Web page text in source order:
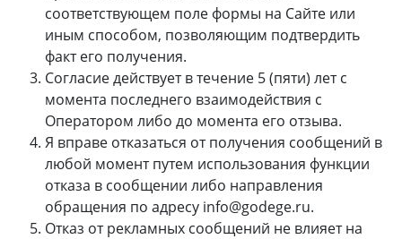
соответствующем поле формы на Сайте или
иным способом, позволяющим подтвердить
факт его получения.
Согласие действует в течение 5 (пяти) лет с
момента последнего взаимодействия с
Оператором либо до момента его отзыва.
Я вправе отказаться от получения сообщений в
любой момент путем использования функции
отказа в сообщении либо направления
обращения по адресу info@godege.ru.
Отказ от рекламных сообщений не влияет на